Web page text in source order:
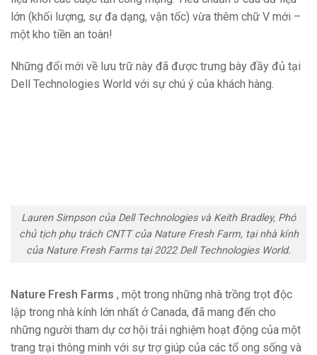
lớn (khối lượng, sự đa dạng, vận tốc) vừa thêm chữ V mới –
một kho tiền an toàn!
Những đổi mới về lưu trữ này đã được trưng bày đầy đủ tại
Dell Technologies World với sự chú ý của khách hàng.
Lauren Simpson của Dell Technologies và Keith Bradley, Phó
chủ tịch phụ trách CNTT của Nature Fresh Farm, tại nhà kính
của Nature Fresh Farms tại 2022 Dell Technologies World.
Nature Fresh Farms , một trong những nhà trồng trọt độc
lập trong nhà kính lớn nhất ở Canada, đã mang đến cho
những người tham dự cơ hội trải nghiệm hoạt động của một
trang trại thông minh với sự trợ giúp của các tổ ong sống và